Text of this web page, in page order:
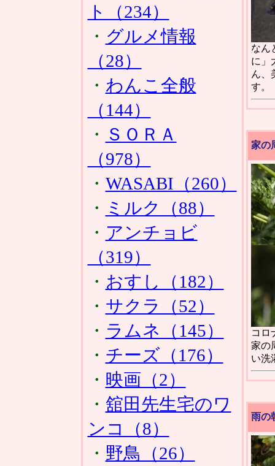
ト（234）
・ グルメ情報
（28）
・ わんこ全般
（144）
・ ＳＯＲＡ
（978）
・ WASABI（260）
・ ミルク（88）
・ アンチョビ
（319）
・ おすし（182）
・ サクラ（52）
・ ラムネ（145）
・ チーズ（176）
・ 映画（2）
・ 舘田先生宅のワ
ンコ（8）
・ 野鳥（26）
なん
に」
ん、
す。
家の
コロ
家の
い洗
雨の